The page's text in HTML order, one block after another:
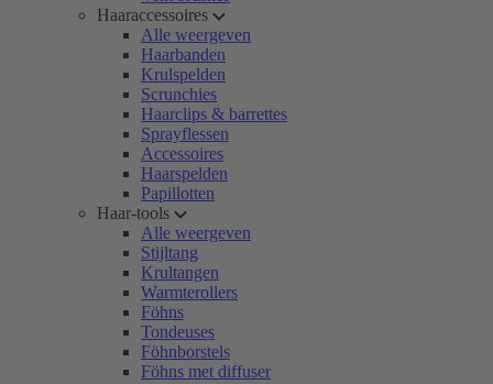
Haaraccessoires
Alle weergeven
Haarbanden
Krulspelden
Scrunchies
Haarclips & barrettes
Sprayflessen
Accessoires
Haarspelden
Papillotten
Haar-tools
Alle weergeven
Stijltang
Krultangen
Warmterollers
Föhns
Tondeuses
Föhnborstels
Föhns met diffuser